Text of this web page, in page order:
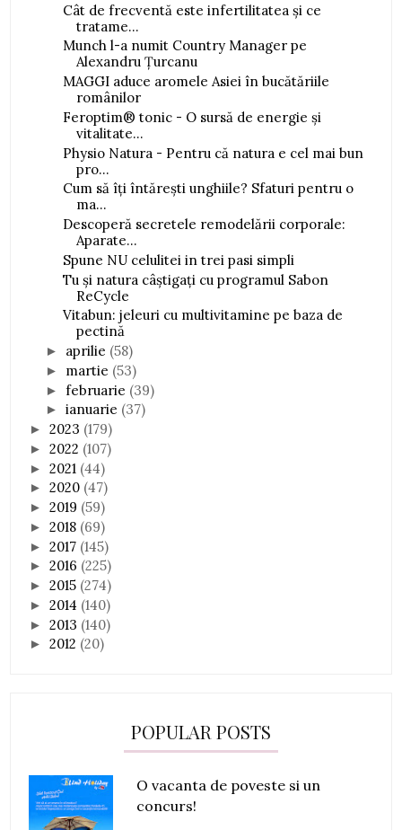
Cât de frecventă este infertilitatea și ce
tratame...
Munch l-a numit Country Manager pe
Alexandru Țurcanu
MAGGI aduce aromele Asiei în bucătăriile
românilor
Feroptim® tonic - O sursă de energie și
vitalitate...
Physio Natura - Pentru că natura e cel mai bun
pro...
Cum să îți întărești unghiile? Sfaturi pentru o
ma...
Descoperă secretele remodelării corporale:
Aparate...
Spune NU celulitei in trei pasi simpli
Tu și natura câștigați cu programul Sabon
ReCycle
Vitabun: jeleuri cu multivitamine pe baza de
pectină
► aprilie (58)
► martie (53)
►februarie (39)
►ianuarie (37)
►2023 (179)
►2022 (107)
►2021 (44)
►2020 (47)
►2019 (59)
►2018 (69)
►2017 (145)
►2016 (225)
►2015 (274)
►2014 (140)
►2013 (140)
►2012 (20)
POPULAR POSTS
O vacanta de poveste si un
concurs!